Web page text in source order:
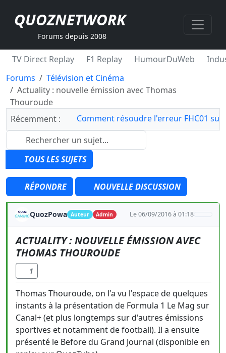
QUOZNETWORK
Forums depuis 2008
TV Direct Replay F1 Replay HumourDuWeb
Forums
Télévision et Cinéma
Actuality : nouvelle émission avec Thomas
Thouroude
Récemment :
Comment résoudre l'erreur FHC01 sur
TOUS LES SUJETS
RÉPONDRE NOUVELLE DISCUSSION
QuozPowa Auteur Admin Le 06/09/2016 à 01:18
ACTUALITY : NOUVELLE ÉMISSION AVEC
THOMAS THOUROUDE
1
Thomas Thouroude, on l'a vu l'espace de quelques
instants à la présentation de Formula 1 Le Mag sur
Canal+ (et plus longtemps sur d'autres émissions
sportives et notamment de football). Il a ensuite
présenté le Before du Grand Journal (disponible en